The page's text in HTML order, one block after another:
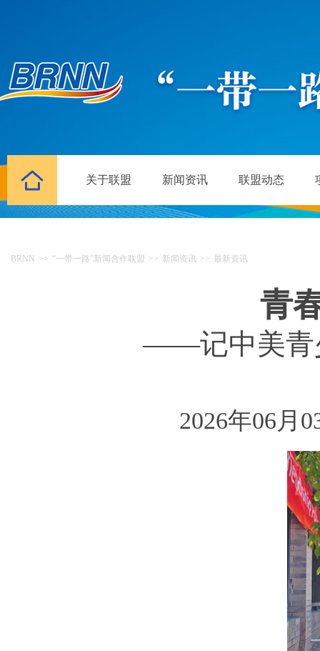
关于联盟 新闻资讯 联盟动态
BRNN >> “一带一路”新闻合作联盟 >> 新闻资讯 >> 最新资讯
青
——记中美青
2026年06月